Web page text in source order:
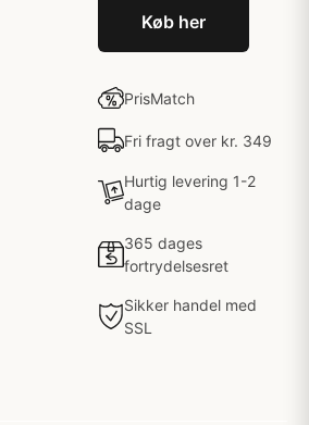
Køb her
PrisMatch
Fri fragt over kr. 349
Hurtig levering 1-2
dage
365 dages
fortrydelsesret
Sikker handel med
SSL